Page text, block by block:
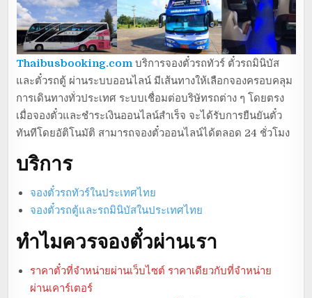
Thaibusbooking.com บริการจองตั๋วรถทัวร์ ตั๋วรถมินิบัส
และตั๋วรถตู้ ผ่านระบบออนไลน์ มีเส้นทางให้เลือกจองครอบคลุม
การเดินทางทั่วประเทศ ระบบเชื่อมต่อบริษัทรถต่าง ๆ โดยตรง
เมื่อจองตั๋วและชำระเงินออนไลน์สำเร็จ จะได้รับการยืนยันตั๋ว
ทันทีโดยอัติโนมัติ สามารถจองตั๋วออนไลน์ได้ตลอด 24 ชั่วโมง
บริการ
จองตั๋วรถทัวร์ในประเทศไทย
จองตั๋วรถตู้และรถมินิบัสในประเทศไทย
ทำไมควรจองตั๋วผ่านเรา
ราคาตั๋วที่จำหน่ายผ่านเว็บไซต์ ราคาเดียวกับที่จำหน่าย
ผ่านเคาร์เตอร์